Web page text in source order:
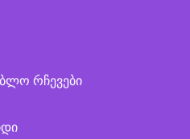
რჩევები